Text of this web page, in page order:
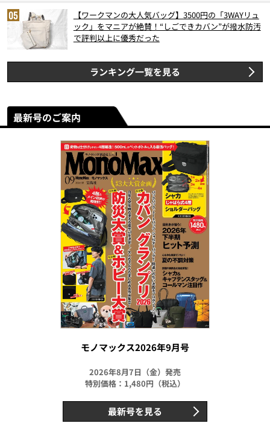
【ワークマンの大人気バッグ】3500円の「3WAYリュ
ック」をマニアが絶賛！“しごできカバン”が撥水防汚
で評判以上に優秀だった
ランキング一覧を見る
最新号のご案内
モノマックス2026年9月号
2026年8月7日（金）発売
特別価格：1,480円（税込）
最新号を見る